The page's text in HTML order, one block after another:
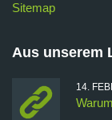
Sitemap
Aus unserem
14.